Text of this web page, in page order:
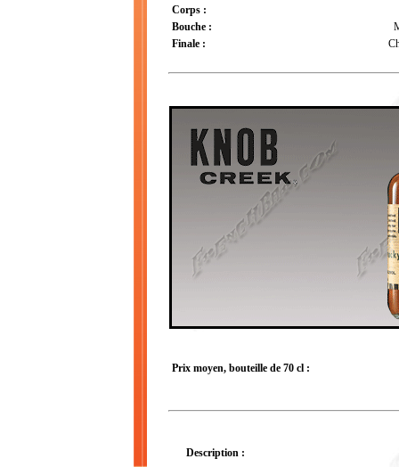
Corps :
Bouche :
Finale :
Prix moyen, bouteille de 70 cl :
Description :